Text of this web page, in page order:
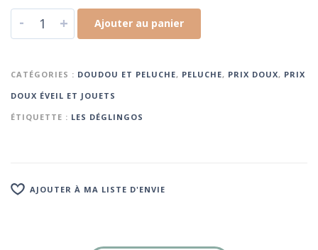
- + Ajouter au panier
CATÉGORIES : DOUDOU ET PELUCHE, PELUCHE, PRIX DOUX, PRIX
DOUX ÉVEIL ET JOUETS
ÉTIQUETTE : LES DÉGLINGOS
AJOUTER À MA LISTE D'ENVIE